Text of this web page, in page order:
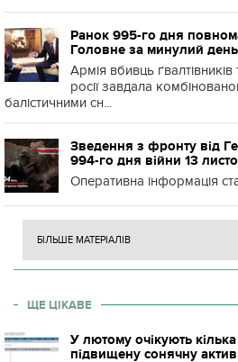
Ранок 995-го дня
Головне за минулий день
Армія вбивць
росії завдала
балістичними сн...
Зведення з фронту від
994-го дня війни 13
Оперативна інформація
БІЛЬШЕ МАТЕРІАЛІВ
ЩЕ ЦІКАВЕ
У лютому очікують
підвищену сонячну